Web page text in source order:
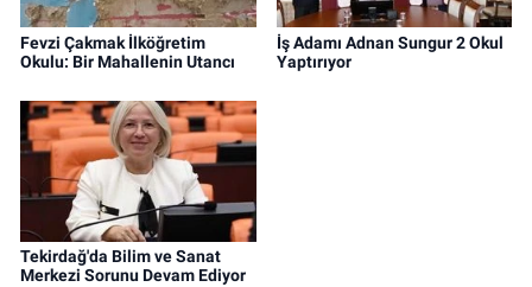
Fevzi Çakmak İlköğretim
Okulu: Bir Mahallenin Utancı
İş Adamı Adnan Sungur 2 Okul
Yaptırıyor
Tekirdağ'da Bilim ve Sanat
Merkezi Sorunu Devam Ediyor